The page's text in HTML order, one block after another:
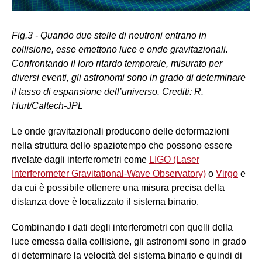
Fig.3 - Quando due stelle di neutroni entrano in
collisione, esse emettono luce e onde gravitazionali.
Confrontando il loro ritardo temporale, misurato per
diversi eventi, gli astronomi sono in grado di determinare
il tasso di espansione dell’universo. Crediti: R.
Hurt/Caltech-JPL
Le onde gravitazionali producono delle deformazioni
nella struttura dello spaziotempo che possono essere
rivelate dagli interferometri come LIGO (Laser
Interferometer Gravitational-Wave Observatory) o Virgo e
da cui è possibile ottenere una misura precisa della
distanza dove è localizzato il sistema binario.
Combinando i dati degli interferometri con quelli della
luce emessa dalla collisione, gli astronomi sono in grado
di determinare la velocità del sistema binario e quindi di